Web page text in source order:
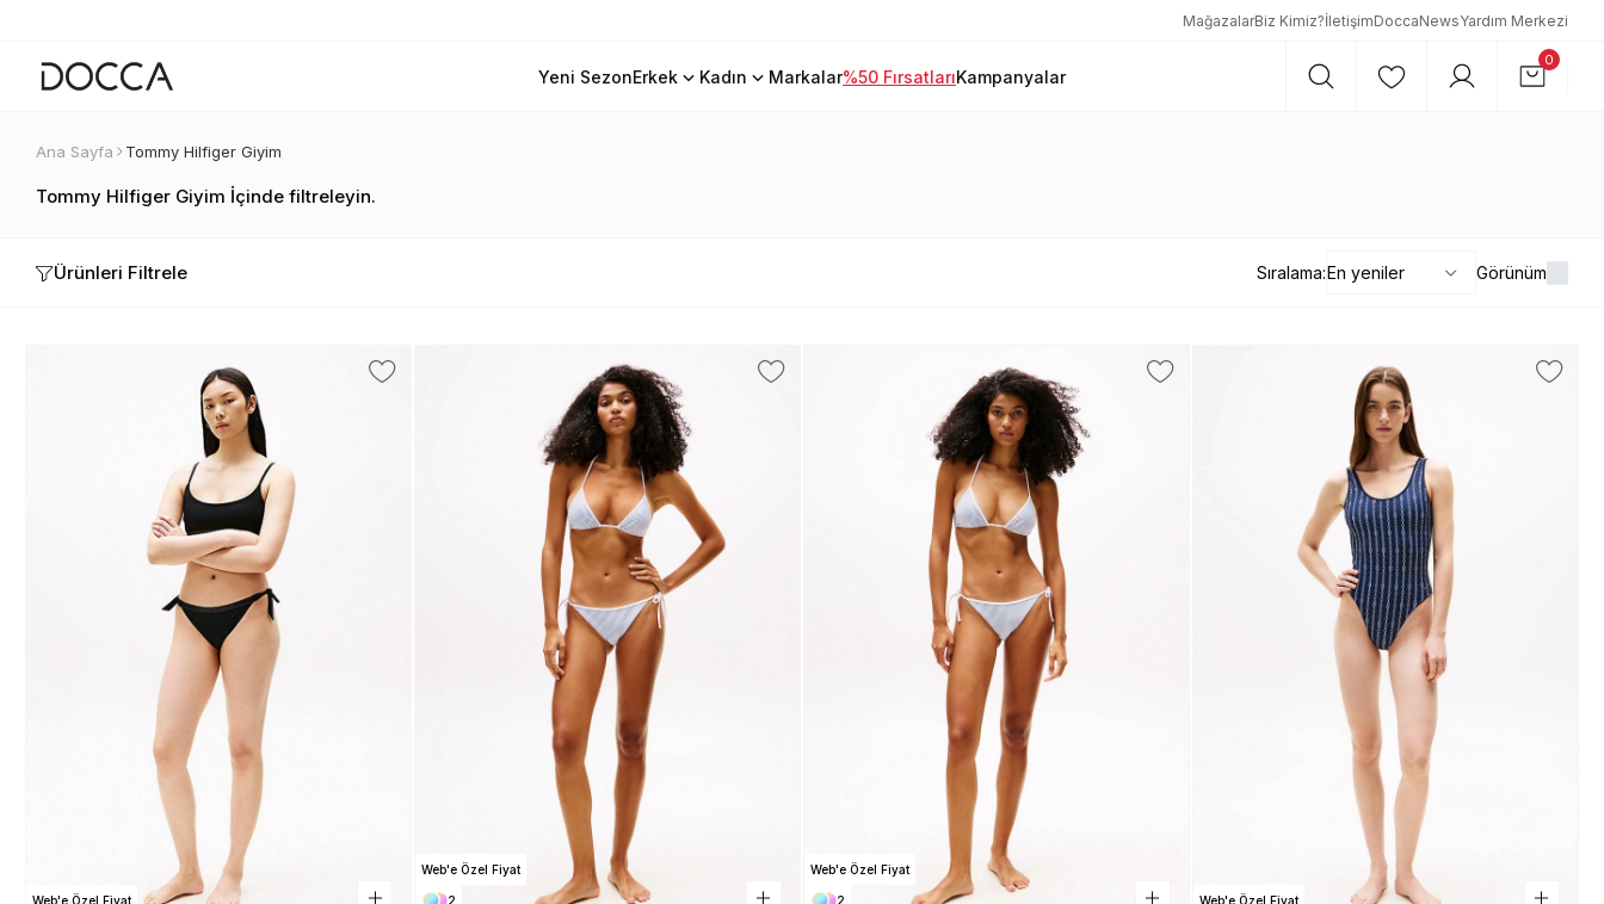
MağazalarBiz Kimiz?İletişimDoccaNewsYardım Merkezi
Yeni SezonErkek Kadın Markalar%50 FırsatlarıKampanyalar
0
Ana Sayfa Tommy Hilfiger Giyim
Tommy Hilfiger Giyim İçinde filtreleyin.
Ürünleri Filtrele Sıralama: Görünüm
Web'e Özel Fiyat
Web'e Özel Fiyat
2
Web'e Özel Fiyat
2 Web'e Özel Fiyat